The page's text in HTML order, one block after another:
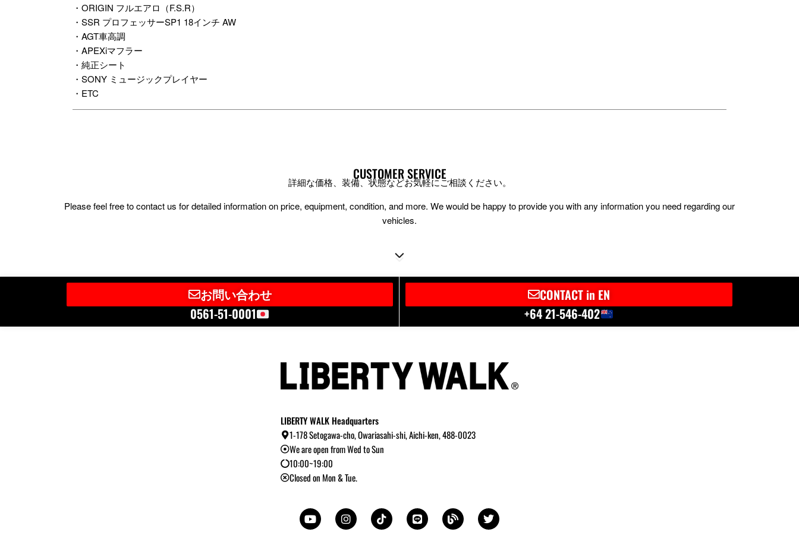
・ORIGIN フルエアロ（F.S.R）
・SSR プロフェッサーSP1 18インチ AW
・AGT車高調
・APEXiマフラー
・純正シート
・SONY ミュージックプレイヤー
・ETC
CUSTOMER SERVICE
詳細な価格、装備、状態などお気軽にご相談ください。
Please feel free to contact us for detailed information on price, equipment, condition, and more. We would be happy to provide you with any information you need regarding our
vehicles.
お問い合わせ
0561-51-0001
CONTACT in EN
+64 21-546-402
LIBERTY WALK Headquarters
1-178 Setogawa-cho, Owariasahi-shi, Aichi-ken, 488-0023
We are open from Wed to Sun
10:00~19:00
Closed on Mon & Tue.
u
t
s
t
k
t
n
e
o
g
i
t